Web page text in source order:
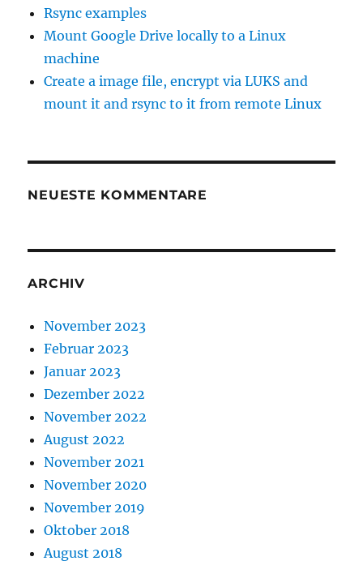
Rsync examples
Mount Google Drive locally to a Linux
machine
Create a image file, encrypt via LUKS and
mount it and rsync to it from remote Linux
NEUESTE KOMMENTARE
ARCHIV
November 2023
Februar 2023
Januar 2023
Dezember 2022
November 2022
August 2022
November 2021
November 2020
November 2019
Oktober 2018
August 2018